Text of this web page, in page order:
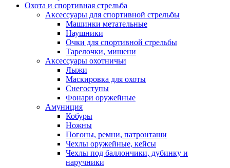
Охота и спортивная стрельба
Аксессуары для спортивной стрельбы
Машинки метательные
Наушники
Очки для спортивной стрельбы
Тарелочки, мишени
Аксессуары охотничьи
Лыжи
Маскировка для охоты
Снегоступы
Фонари оружейные
Амуниция
Кобуры
Ножны
Погоны, ремни, патронташи
Чехлы оружейные, кейсы
Чехлы под баллончики, дубинку и
наручники